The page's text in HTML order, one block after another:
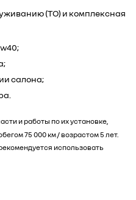
(ТО) и комплексная
салона;
и работы по их установке,
75 000 км / возрастом 5 лет.
использовать